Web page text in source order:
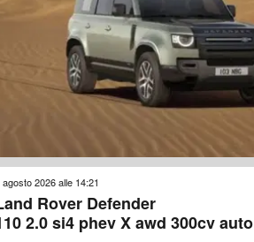
agosto 2026 alle 14:21
Rover Defender
2.0 si4 phev X awd 300cv auto